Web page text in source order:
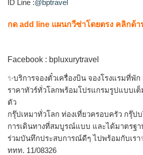
ID Line :@bptravel
กด add line แผนกวีซ่าโดยตรง คลิกด้า
Facebook : bpluxurytravel
✨บริการจองตั๋วเครื่องบิน จองโรงแรมที่พั
ราคาทัวร์ทั่วโลกพร้อมโปรแกรมรูปแบบเ
ตัว
กรุ๊ปเหมาทั่วโลก ท่องเที่ยวครอบครัว กรุ๊ป
การเดินทางที่สมบูรณ์แบบ และได้มาตรฐา
ร่วมบันทึกประสบการณ์ดีๆ ไปพร้อมกับเรา
ททท. 11/08326